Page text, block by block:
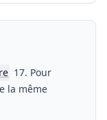
17. Pour
la même